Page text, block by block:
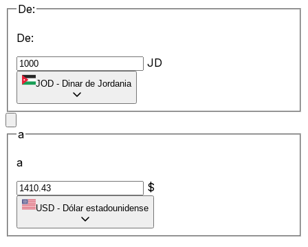
De:
De:
JD
JOD - Dinar de Jordania
a
a
$
USD - Dólar estadounidense